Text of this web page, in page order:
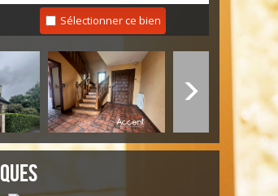
détails
Nb de salle de bains :2
Cuisine :SEPAREE
Mode de chauffage :Fioul
Type de chauffage :Radiateur
Format de chauffage :Individuel
Terrasse : OUI
Nombre de garage :1
Cave :OUI
Nombre de parking :4
Surface cave (m²) :7.87
Exposition :
Année de construction :
Sélectionner ce bien